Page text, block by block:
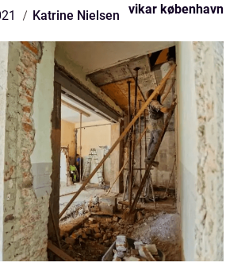
Katrine Nielsen vikar københavn